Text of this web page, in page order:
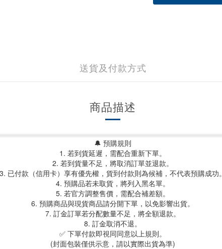
送貨及付款方式
商品描述
🔔 預購規則
1. 若到貨延遲，需配合重新下單。
2. 若到貨量不足，將取消訂單並退款。
3. 已付款（信用卡）享有優先權，貨到付款則為候補，不代表預購成功。
4. 預購品若未取貨，將列入黑名單。
5. 若官方調整售價，需配合補差額。
6. 預購商品與現貨商品請分開下單，以免影響出貨。
7. 訂金訂單若分配數量不足，將全額退款。
8. 訂金取消不退。
✅ 下單付款即視同同意以上規則。
(封面包裝僅供示意，請以實際出貨為準)